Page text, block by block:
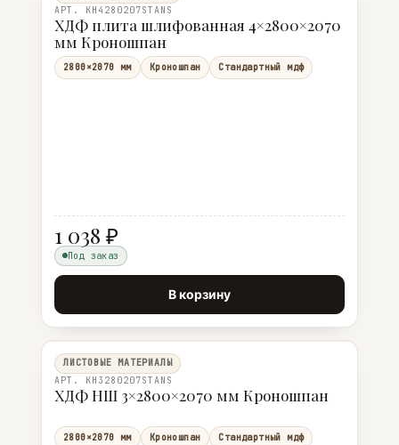
АРТ. KH4280207STANS
ХДФ плита шлифованная 4×2800×2070
мм Кроношпан
2800×2070 мм Кроношпан Стандартный мдф
1 038 ₽
Под заказ
В корзину
ЛИСТОВЫЕ МАТЕРИАЛЫ
АРТ. KH3280207STANS
ХДФ НШ 3×2800×2070 мм Кроношпан
2800×2070 мм Кроношпан Стандартный мдф